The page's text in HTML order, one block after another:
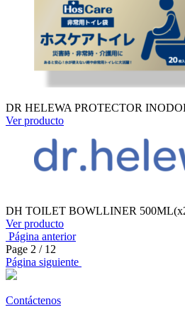
DR HELEWA PROTECTOR
Ver producto
DH TOILET BOWLLINER
Ver producto
Página anterior
Page 2 / 12
Página siguiente
Contáctenos